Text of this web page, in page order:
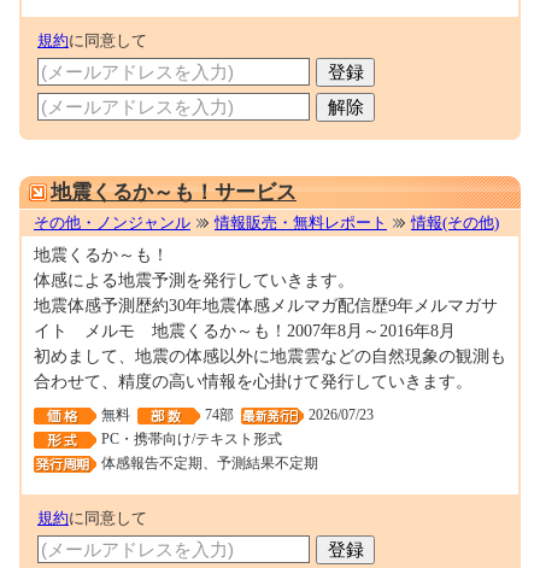
規約に同意して
地震くるか～も！サービス
その他・ノンジャンル 情報販売・無料レポート 情報(その他)
地震くるか～も！
体感による地震予測を発行していきます。
地震体感予測歴約30年地震体感メルマガ配信歴9年メルマガサ
イト メルモ 地震くるか～も！2007年8月～2016年8月
初めまして、地震の体感以外に地震雲などの自然現象の観測も
合わせて、精度の高い情報を心掛けて発行していきます。
無料 74部
2026/07/23
PC・携帯向け/テキスト形式
体感報告不定期、予測結果不定期
規約に同意して